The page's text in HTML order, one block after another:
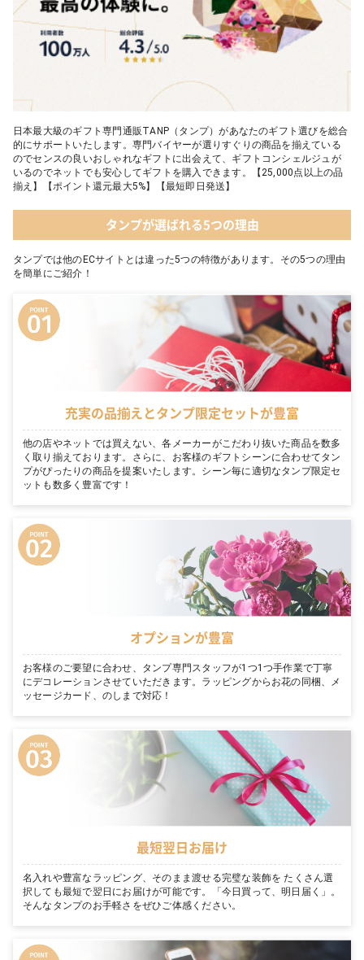
日本最大級のギフト専門通販TANP（タンプ）があなたのギフト選びを総合
的にサポートいたします。専門バイヤーが選りすぐりの商品を揃えている
のでセンスの良いおしゃれなギフトに出会えて、ギフトコンシェルジュが
いるのでネットでも安心してギフトを購入できます。【25,000点以上の品
揃え】【ポイント還元最大5%】【最短即日発送】
タンプが選ばれる5つの理由
タンプでは他のECサイトとは違った5つの特徴があります。その5つの理由
を簡単にご紹介！
充実の品揃えとタンプ限定セットが豊富
他の店やネットでは買えない、各メーカーがこだわり抜いた商品を数多
く取り揃えております。さらに、お客様のギフトシーンに合わせてタン
プがぴったりの商品を提案いたします。シーン毎に適切なタンプ限定セ
ットも数多く豊富です！
オプションが豊富
お客様のご要望に合わせ、タンプ専門スタッフが1つ1つ手作業で丁寧
にデコレーションさせていただきます。ラッピングからお花の同梱、メ
ッセージカード、のしまで対応！
最短翌日お届け
名入れや豊富なラッピング、そのまま渡せる完璧な装飾を たくさん選
択しても最短で翌日にお届けが可能です。「今日買って、明日届く」。
そんなタンプのお手軽さをぜひご体感ください。